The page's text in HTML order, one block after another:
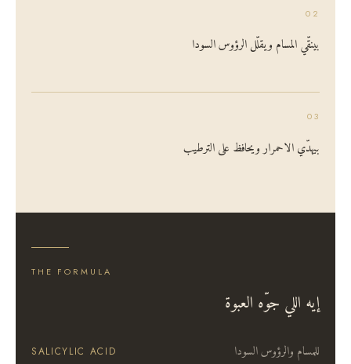
02
بينقّي المسام ويقلّل الرؤوس السودا
03
بيهدّي الاحمرار ويحافظ على الترطيب
THE FORMULA
إيه اللي جوّه العبوة
SALICYLIC ACID للمسام والرؤوس السودا